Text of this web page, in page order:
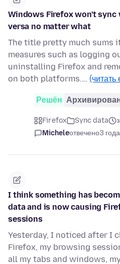
Windows Firefox won't sync
versa no matter what
The title pretty much sums
measures such as logging
uninstalling Firefox and
on both platforms.…
Решён
Firefox Sync data
Micheleотвечено3
I think something has
data and is now causing
sessions
Yesterday, I noticed after I
Firefox, my browsing
all my tabs and windows,